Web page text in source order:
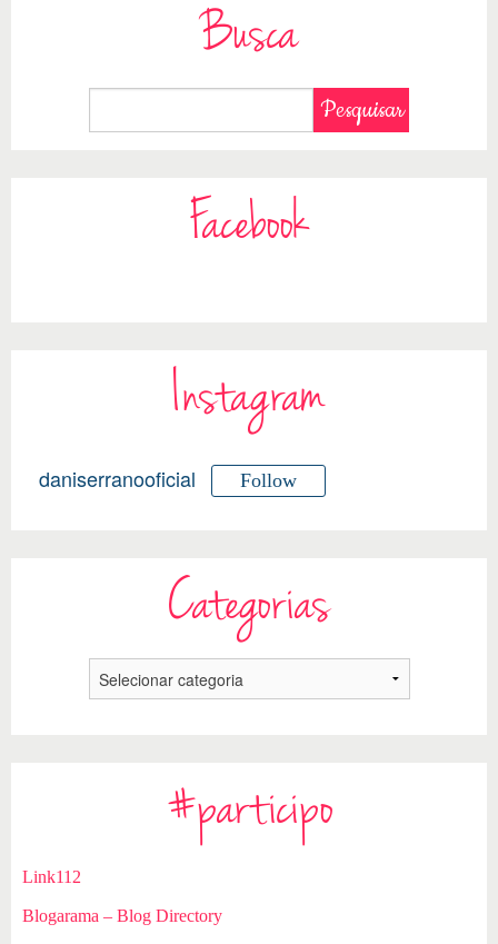
Busca
Facebook
Instagram
daniserranooficial Follow
Categorias
#participo
Link112
Blogarama – Blog Directory